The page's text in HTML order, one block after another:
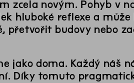
zcela novým. Pohyb v
hluboké reflexe a
přetvořit budovy nebo
jako doma. Každý náš
Díky tomuto